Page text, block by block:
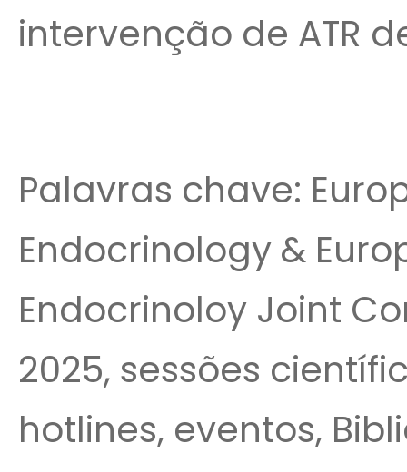
intervenção de ATR
Palavras chave:
Endocrinology &
Endocrinoloy Joint
2025, sessões
hotlines, eventos,